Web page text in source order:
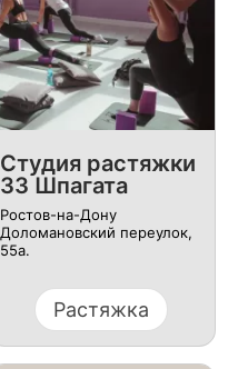
Студия растяжки
33 Шпагата
Ростов-на-Дону
Доломановский переулок,
55а.
Растяжка